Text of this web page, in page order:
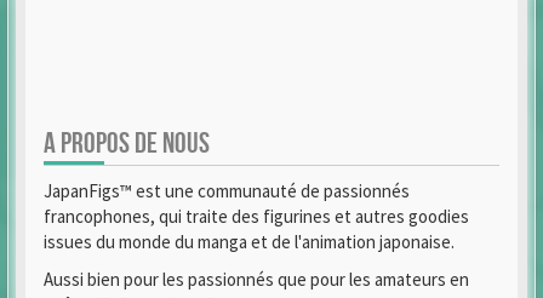
A PROPOS DE NOUS
JapanFigs™ est une communauté de passionnés
francophones, qui traite des figurines et autres goodies
issues du monde du manga et de l'animation japonaise.
Aussi bien pour les passionnés que pour les amateurs en